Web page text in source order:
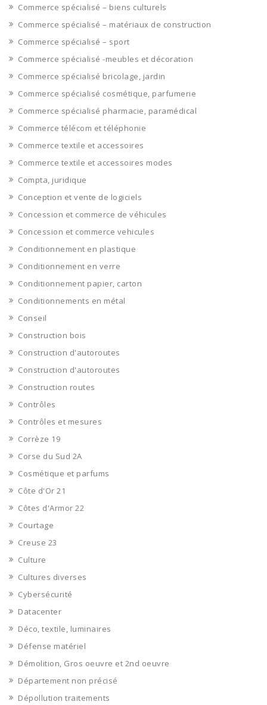
Commerce spécialisé – biens culturels
Commerce spécialisé – matériaux de construction
Commerce spécialisé – sport
Commerce spécialisé -meubles et décoration
Commerce spécialisé bricolage, jardin
Commerce spécialisé cosmétique, parfumerie
Commerce spécialisé pharmacie, paramédical
Commerce télécom et téléphonie
Commerce textile et accessoires
Commerce textile et accessoires modes
Compta, juridique
Conception et vente de logiciels
Concession et commerce de véhicules
Concession et commerce vehicules
Conditionnement en plastique
Conditionnement en verre
Conditionnement papier, carton
Conditionnements en métal
Conseil
Construction bois
Construction d'autoroutes
Construction d'autoroutes
Construction routes
Contrôles
Contrôles et mesures
Corrèze 19
Corse du Sud 2A
Cosmétique et parfums
Côte d'Or 21
Côtes d'Armor 22
Courtage
Creuse 23
Culture
Cultures diverses
Cybersécurité
Datacenter
Déco, textile, luminaires
Défense matériel
Démolition, Gros oeuvre et 2nd oeuvre
Département non précisé
Dépollution traitements